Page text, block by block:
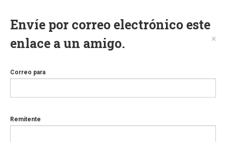
Envíe por correo electrónico este
enlace a un amigo.
×
Correo para
Remitente